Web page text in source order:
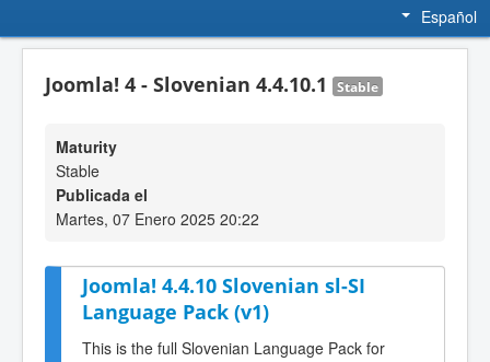
Español
Joomla! 4 - Slovenian 4.4.10.1 Stable
Maturity
Stable
Publicada el
Martes, 07 Enero 2025 20:22
Joomla! 4.4.10 Slovenian sl-SI
Language Pack (v1)
This is the full Slovenian Language Pack for